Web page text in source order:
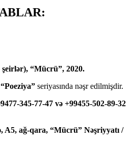
“Mücrü”, 2020.
“Poeziya” seriyasında nəşr edilmişdir.
345-77-47 və +99455-502-89-32
A5, ağ-qara, “Mücrü” Nəşriyyatı /